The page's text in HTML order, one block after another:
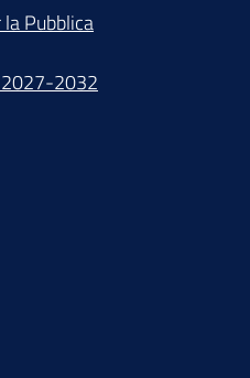
Pubblica
2027-2032